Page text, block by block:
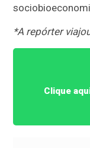
*A repórter
Clique